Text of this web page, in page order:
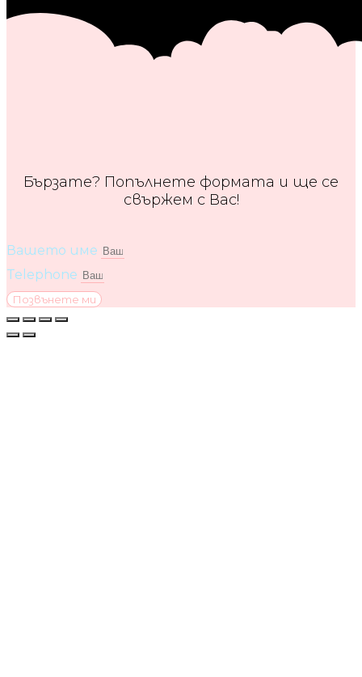
Бързате? Попълнете формата и ще се
свържем с Вас!
Вашето име
Telephone
Позвънете ми